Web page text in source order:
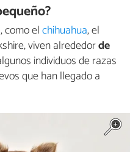
como elchihuahua, el
viven alrededorde
individuos de razas
que han llegado a